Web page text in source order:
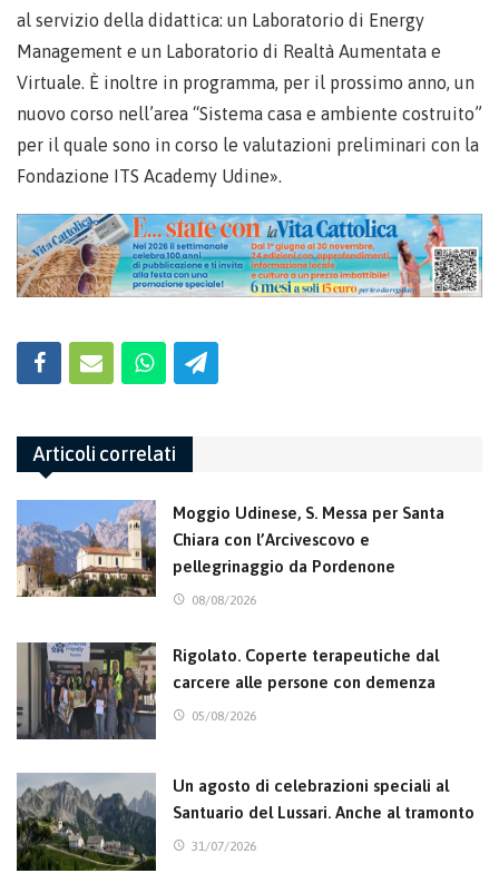
al servizio della didattica: un Laboratorio di Energy
Management e un Laboratorio di Realtà Aumentata e
Virtuale. È inoltre in programma, per il prossimo anno, un
nuovo corso nell’area “Sistema casa e ambiente costruito”
per il quale sono in corso le valutazioni preliminari con la
Fondazione ITS Academy Udine».
Articoli correlati
Moggio Udinese, S. Messa per Santa
Chiara con l’Arcivescovo e
pellegrinaggio da Pordenone
08/08/2026
Rigolato. Coperte terapeutiche dal
carcere alle persone con demenza
05/08/2026
Un agosto di celebrazioni speciali al
Santuario del Lussari. Anche al tramonto
31/07/2026